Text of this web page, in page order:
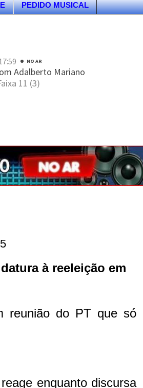
PEDIDO MUSICAL
à reeleição em
reunião do PT que só
enquanto discursa